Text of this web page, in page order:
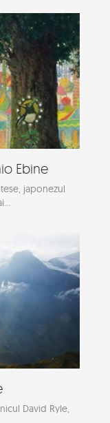
Ebine
japonezul
David Ryle,